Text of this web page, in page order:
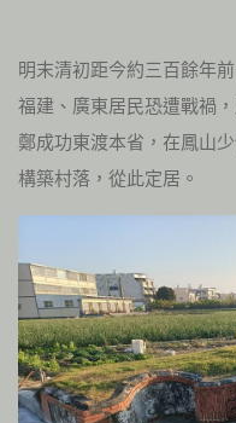
明末清初距今約三百餘年
福建、廣東居民恐遭戰禍
鄭成功東渡本省，在鳳山
構築村落，從此定居。